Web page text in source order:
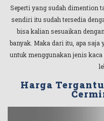
Seperti yang sudah dimention
sendiri itu sudah tersedia
bisa kalian sesuaikan
banyak. Maka dari itu, apa saja
untuk menggunakan jenis
Harga